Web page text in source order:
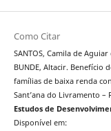
Como Citar
SANTOS, Camila de Aguiar
BUNDE, Altacir. Benefício
famílias de baixa renda
Sant’ana do Livramento –
Estudos de
Disponível em: